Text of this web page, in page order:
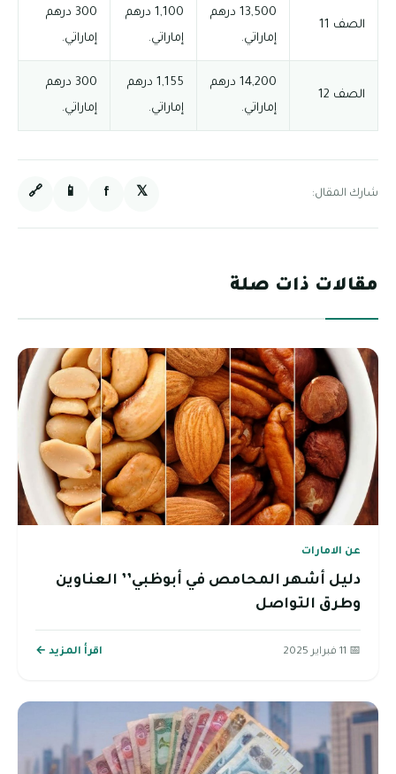
الصف 11
13,500 درهم
إماراتي.
1,100 درهم
إماراتي.
300 درهم
إماراتي.
الصف 12
14,200 درهم
إماراتي.
1,155 درهم
إماراتي.
300 درهم
إماراتي.
شارك المقال: 𝕏
f
📱
🔗
مقالات ذات صلة
عن الامارات
دليل أشهر المحامص في أبوظبي’’ العناوين
وطرق التواصل
📅 11 فبراير 2025 اقرأ المزيد ←